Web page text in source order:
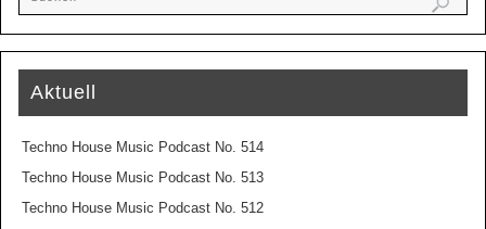
Aktuell
Techno House Music Podcast No. 514
Techno House Music Podcast No. 513
Techno House Music Podcast No. 512